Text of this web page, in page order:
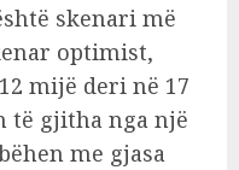
skenari më
optimist,
mijë deri në 17
të gjitha nga një
me gjasa